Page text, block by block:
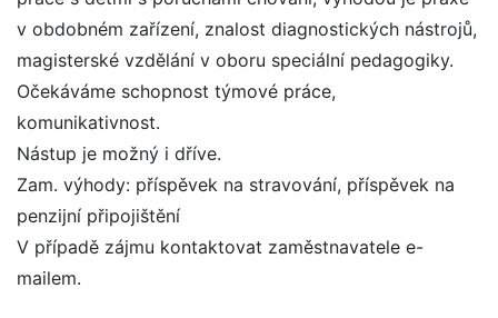
v obdobném zařízení, znalost diagnostických nástrojů,
magisterské vzdělání v oboru speciální pedagogiky.
Očekáváme schopnost týmové práce,
komunikativnost.
Nástup je možný i dříve.
Zam. výhody: příspěvek na stravování, příspěvek na
penzijní připojištění
V případě zájmu kontaktovat zaměstnavatele e-
mailem.